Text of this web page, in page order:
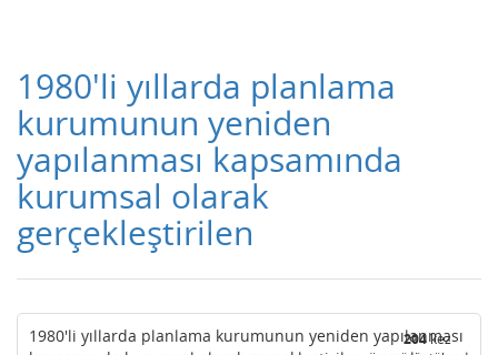
1980'li yıllarda planlama
kurumunun yeniden
yapılanması kapsamında
kurumsal olarak
gerçekleştirilen
204kez
1980'li yıllarda planlama kurumunun yeniden yapılanması